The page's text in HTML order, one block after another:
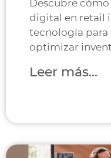
Descubre
digital en retail
tecnología para
optimizar
Leer más...